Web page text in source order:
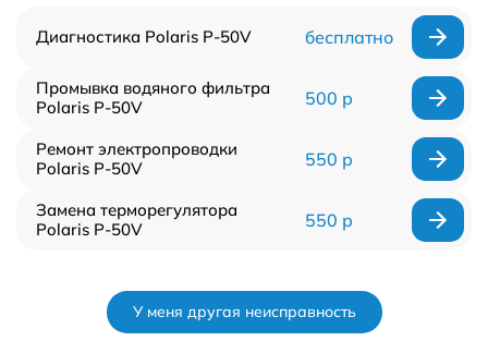
Диагностика Polaris P-50V бесплатно
Промывка водяного фильтра
Polaris P-50V
500 р
Ремонт электропроводки
Polaris P-50V
550 р
Замена терморегулятора
Polaris P-50V
550 р
У меня другая неисправность